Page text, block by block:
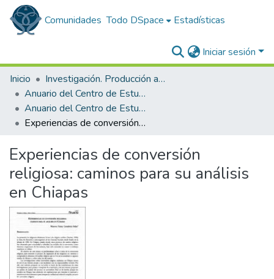
Comunidades Todo DSpace Estadísticas
Iniciar sesión
Inicio
Investigación. Producción académica
Anuario del Centro de Estudios Superiores de México y Centroamérica
Anuario del Centro de Estudios Superiores de México y Centroamérica 2005
Experiencias de conversión religiosa: caminos para su análisis en Chiapas
Experiencias de conversión
religiosa: caminos para su análisis
en Chiapas